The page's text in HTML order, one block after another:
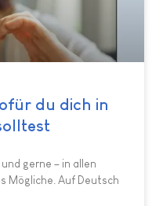
du dich in
gerne – in allen
Mögliche. Auf Deutsch